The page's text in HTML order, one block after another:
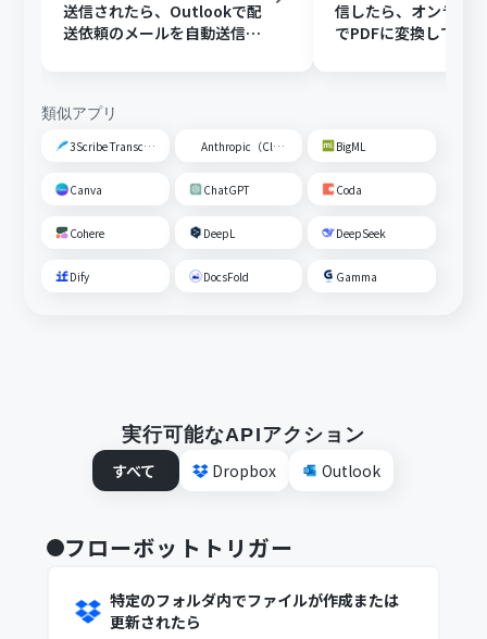
送信されたら、Outlookで配
送依頼のメールを自動送信す
信したら、オンライ
でPDFに変換して
類似アプリ
3Scribe Transcription Anthropic（Claude） BigML
Canva ChatGPT Coda
Cohere DeepL DeepSeek
Dify DocsFold Gamma
実行可能なAPIアクション
すべて
Dropbox Outlook
フローボットトリガー
特定のフォルダ内でファイルが作成または
更新されたら